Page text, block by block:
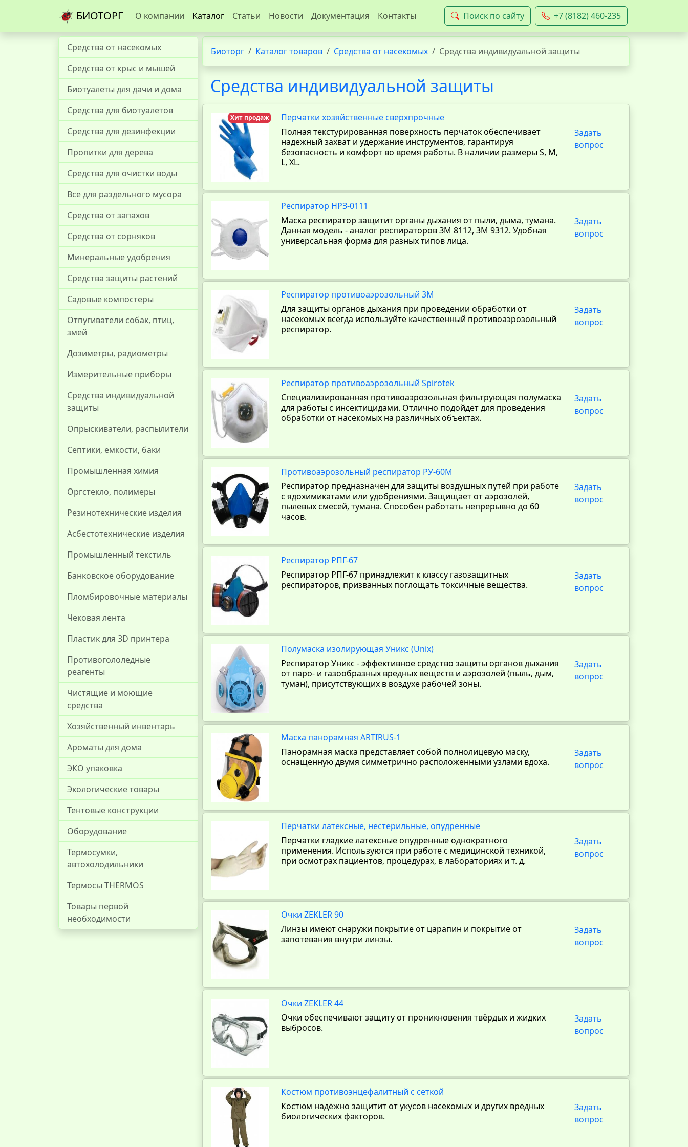
БИОТОРГ О компании Каталог Статьи Новости Документация Контакты Поиск по сайту +7 (8182) 460-235
Средства от насекомых
Средства от крыс и мышей
Биотуалеты для дачи и дома
Средства для биотуалетов
Средства для дезинфекции
Пропитки для дерева
Средства для очистки воды
Все для раздельного мусора
Средства от запахов
Средства от сорняков
Минеральные удобрения
Средства защиты растений
Садовые компостеры
Отпугиватели собак, птиц,
змей
Дозиметры, радиометры
Измерительные приборы
Средства индивидуальной
защиты
Опрыскиватели, распылители
Септики, емкости, баки
Промышленная химия
Оргстекло, полимеры
Резинотехнические изделия
Асбестотехнические изделия
Промышленный текстиль
Банковское оборудование
Пломбировочные материалы
Чековая лента
Пластик для 3D принтера
Противогололедные
реагенты
Чистящие и моющие
средства
Хозяйственный инвентарь
Ароматы для дома
ЭКО упаковка
Экологические товары
Тентовые конструкции
Оборудование
Термосумки,
автохолодильники
Термосы THERMOS
Товары первой
необходимости
Биоторг Каталог товаров Средства от насекомых Средства индивидуальной защиты
Средства индивидуальной защиты
Хит продаж
Перчатки хозяйственные сверхпрочные
Полная текстурированная поверхность перчаток обеспечивает
надежный захват и удержание инструментов, гарантируя
безопасность и комфорт во время работы. В наличии размеры S, M,
L, XL.
Задать
вопрос
Респиратор НРЗ-0111
Маска респиратор защитит органы дыхания от пыли, дыма, тумана.
Данная модель - аналог респираторов ЗМ 8112, 3М 9312. Удобная
универсальная форма для разных типов лица.
Задать
вопрос
Респиратор противоаэрозольный 3M
Для защиты органов дыхания при проведении обработки от
насекомых всегда используйте качественный противоаэрозольный
респиратор.
Задать
вопрос
Респиратор противоаэрозольный Spirotek
Специализированная противоаэрозольная фильтрующая полумаска
для работы с инсектицидами. Отлично подойдет для проведения
обработки от насекомых на различных объектах.
Задать
вопрос
Противоаэрозольный респиратор РУ-60М
Респиратор предназначен для защиты воздушных путей при работе
с ядохимикатами или удобрениями. Защищает от аэрозолей,
пылевых смесей, тумана. Способен работать непрерывно до 60
часов.
Задать
вопрос
Респиратор РПГ-67
Респиратор РПГ-67 принадлежит к классу газозащитных
респираторов, призванных поглощать токсичные вещества.
Задать
вопрос
Полумаска изолирующая Уникс (Unix)
Респиратор Уникс - эффективное средство защиты органов дыхания
от паро- и газообразных вредных веществ и аэрозолей (пыль, дым,
туман), присутствующих в воздухе рабочей зоны.
Задать
вопрос
Маска панорамная ARTIRUS-1
Панорамная маска представляет собой полнолицевую маску,
оснащенную двумя симметрично расположенными узлами вдоха.
Задать
вопрос
Перчатки латексные, нестерильные, опудренные
Перчатки гладкие латексные опудренные однократного
применения. Используются при работе с медицинской техникой,
при осмотрах пациентов, процедурах, в лабораториях и т. д.
Задать
вопрос
Очки ZEKLER 90
Линзы имеют снаружи покрытие от царапин и покрытие от
запотевания внутри линзы.
Задать
вопрос
Очки ZEKLER 44
Очки обеспечивают защиту от проникновения твёрдых и жидких
выбросов.
Задать
вопрос
Костюм противоэнцефалитный с сеткой
Костюм надёжно защитит от укусов насекомых и других вредных
биологических факторов.
Задать
вопрос